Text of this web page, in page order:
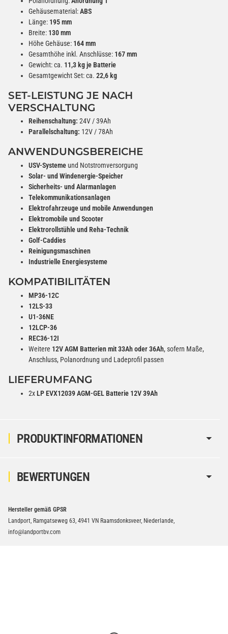
PRODUKTINFORMATIONEN
Gehäusematerial:ABS
Länge: 195 mm
Breite: 130 mm
Höhe Gehäuse: 164 mm
Gesamthöhe inkl. Anschlüsse: 167 mm
Gewicht: ca. 11,3 kg je Batterie
Gesamtgewicht Set: ca. 22,6 kg
SET-LEISTUNG JE NACH
VERSCHALTUNG
Reihenschaltung: 24V / 39Ah
Parallelschaltung: 12V / 78Ah
ANWENDUNGSBEREICHE
USV-Systeme und Notstromversorgung
Solar- und Windenergie-Speicher
Sicherheits- und Alarmanlagen
Telekommunikationsanlagen
Elektrofahrzeuge und mobile Anwendungen
Elektromobile und Scooter
Elektrorollstühle und Reha-Technik
Golf-Caddies
Reinigungsmaschinen
Industrielle Energiesysteme
KOMPATIBILITÄTEN
MP36-12C
12LS-33
U1-36NE
12LCP-36
REC36-12I
Weitere 12V AGM Batterien mit 33Ah oder 36Ah, sofern Maße,
Anschluss, Polanordnung und Ladeprofil passen
LIEFERUMFANG
2xLP EVX12039 AGM-GEL Batterie 12V 39Ah
BEWERTUNGEN
Hersteller gemäß GPSR
Landport, Ramgatseweg 63, 4941 VN Raamsdonksveer, Niederlande,
info@landportbv.com